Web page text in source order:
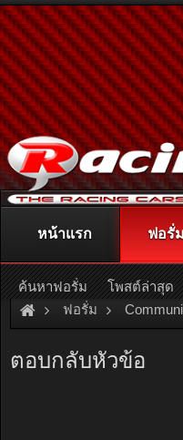
ติดต่อลงโฆษณา
หรืออ่านรายล
ฟอรั่ม
ตอบกลับหัวข้อ
หน้าแรก ฟอรั่
ค้นหาฟอรั่ม โพสต์ล่าสุด